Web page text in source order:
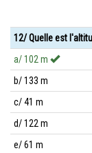
12/ Quelle est
a/ 102 m
b/ 133 m
c/ 41 m
d/ 122 m
e/ 61 m